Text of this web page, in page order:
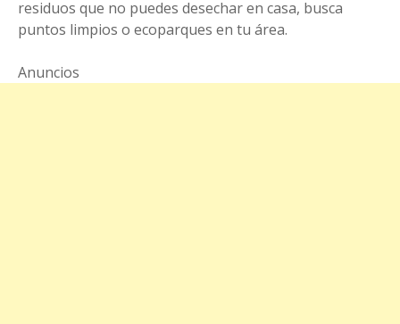
residuos que no puedes desechar en casa, busca
puntos limpios o ecoparques en tu área.
Anuncios